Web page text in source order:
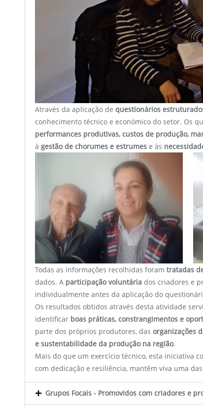
Através da aplicação de questionários
conhecimento técnico e económico do setor. Os
performances produtivas, custos de produção,
à gestão de chorumes e estrumes e às
Todas as informações recolhidas foram tratadas
dados. A participação voluntária dos criadores e
individualmente antes da aplicação do
Os resultados obtidos através desta atividade
identificar boas práticas, constrangimentos e
parte dos próprios produtores, das organizações
e sustentabilidade da produção na região.
Mais do que um exercício técnico, esta iniciativa
com dedicação e resiliência, mantêm viva uma das
Grupos Focais - Promovidos com criadores e